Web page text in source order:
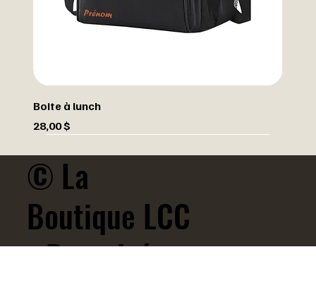
Boite à lunch
Prix
28,00 $
© La
Boutique LCC
- Propulsé